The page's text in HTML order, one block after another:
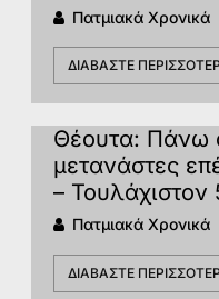
Πατμιακά Χρονικά
ΔΙΑΒΆΣΤΕ
Θέουτα: Πάνω
μετανάστες
– Τουλάχιστον
Πατμιακά Χρονικά
ΔΙΑΒΆΣΤΕ